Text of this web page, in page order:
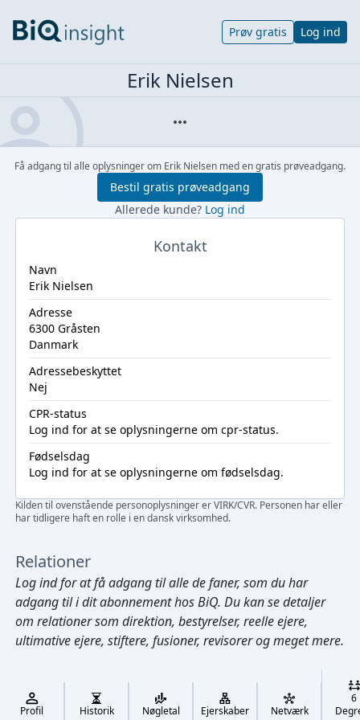
Cmd/Ctrl + K
Prøv gratis Log ind
Erik Nielsen
Få adgang til alle oplysninger om Erik Nielsen med en gratis prøveadgang.
Bestil gratis prøveadgang
Allerede kunde? Log ind
Kontakt
Navn
Erik Nielsen
Adresse
6300 Gråsten
Danmark
Adressebeskyttet
Nej
CPR-status
Log ind for at se oplysningerne om cpr-status.
Fødselsdag
Log ind for at se oplysningerne om fødselsdag.
Kilden til ovenstående personoplysninger er VIRK/CVR. Personen har eller
har tidligere haft en rolle i en dansk virksomhed.
Relationer
Log indfor at få adgang til alle de faner, som du har
adgang til i dit abonnement hos BiQ. Du kan se detaljer
om relationer som direktion, bestyrelser, reelle ejere,
ultimative ejere, stiftere, fusioner, revisorer og meget mere.
Profil Historik Nøgletal Ejerskaber Netværk
6